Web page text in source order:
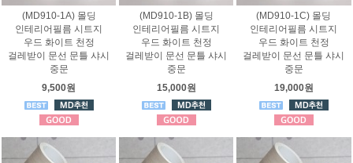
(MD910-1A) 몰딩
인테리어필름 시트지
우드 화이트 천정
걸레받이 문선 문틀 샤시
중문
9,500원
(MD910-1B) 몰딩
인테리어필름 시트지
우드 화이트 천정
걸레받이 문선 문틀 샤시
중문
15,000원
(MD910-1C) 몰딩
인테리어필름 시트지
우드 화이트 천정
걸레받이 문선 문틀 샤시
중문
19,000원